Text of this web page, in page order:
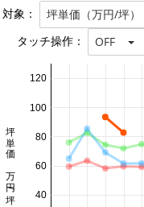
対象： 坪単価（万円/坪）
タッチ操作： OFF
40
60
80
100
120
坪単価 万円/坪